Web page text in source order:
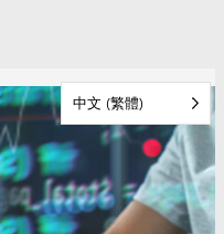
中文 (繁體)